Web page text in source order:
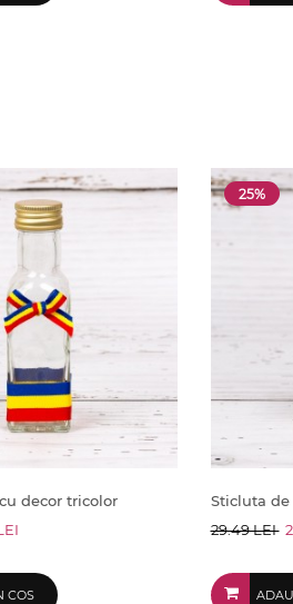
decor tricolor
COS
25%
Sticluta
29.49 LEI